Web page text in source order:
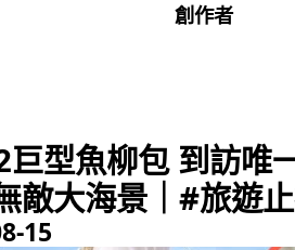
創作者
型魚柳包 到訪唯
敵大海景｜#旅遊
15